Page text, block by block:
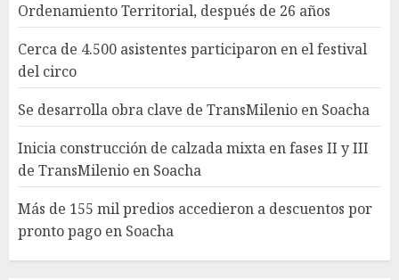
Ordenamiento Territorial, después de 26 años
Cerca de 4.500 asistentes participaron en el festival
del circo
Se desarrolla obra clave de TransMilenio en Soacha
Inicia construcción de calzada mixta en fases II y III
de TransMilenio en Soacha
Más de 155 mil predios accedieron a descuentos por
pronto pago en Soacha